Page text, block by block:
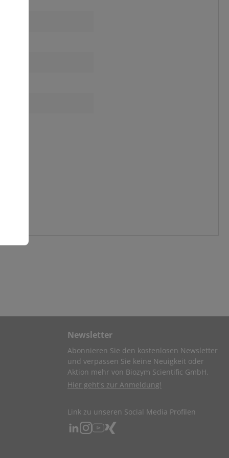
Newsletter
Abonnieren Sie den kostenlosen Newsletter
und verpassen Sie keine Neuigkeit oder
Aktion mehr von Biozym Scientific GmbH.
Hier geht's zur Anmeldung!
Link zu unseren Social Media Profilen